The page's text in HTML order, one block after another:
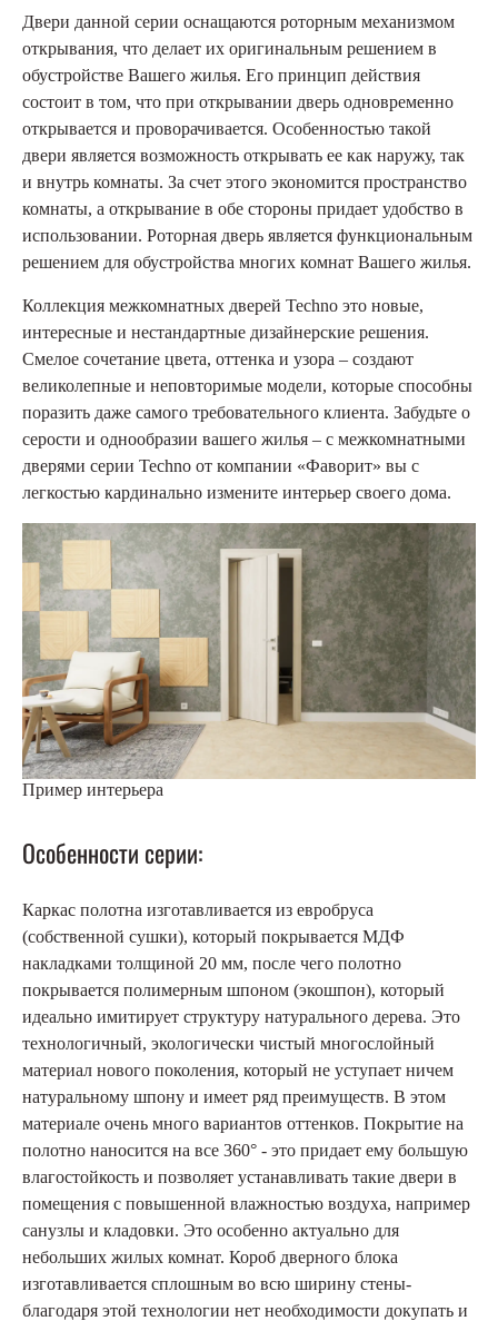
Двери данной серии оснащаются роторным механизмом
открывания, что делает их оригинальным решением в
обустройстве Вашего жилья. Его принцип действия
состоит в том, что при открывании дверь одновременно
открывается и проворачивается. Особенностью такой
двери является возможность открывать ее как наружу, так
и внутрь комнаты. За счет этого экономится пространство
комнаты, а открывание в обе стороны придает удобство в
использовании. Роторная дверь является функциональным
решением для обустройства многих комнат Вашего жилья.
Коллекция межкомнатных дверей Techno это новые,
интересные и нестандартные дизайнерские решения.
Смелое сочетание цвета, оттенка и узора – создают
великолепные и неповторимые модели, которые способны
поразить даже самого требовательного клиента. Забудьте о
серости и однообразии вашего жилья – с межкомнатными
дверями серии Techno от компании «Фаворит» вы с
легкостью кардинально измените интерьер своего дома.
Пример интерьера
Особенности серии:
Каркас полотна изготавливается из евробруса
(собственной сушки), который покрывается МДФ
накладками толщиной 20 мм, после чего полотно
покрывается полимерным шпоном (экошпон), который
идеально имитирует структуру натурального дерева. Это
технологичный, экологически чистый многослойный
материал нового поколения, который не уступает ничем
натуральному шпону и имеет ряд преимуществ. В этом
материале очень много вариантов оттенков. Покрытие на
полотно наносится на все 360° - это придает ему большую
влагостойкость и позволяет устанавливать такие двери в
помещения с повышенной влажностью воздуха, например
санузлы и кладовки. Это особенно актуально для
небольших жилых комнат. Короб дверного блока
изготавливается сплошным во всю ширину стены-
благодаря этой технологии нет необходимости докупать и